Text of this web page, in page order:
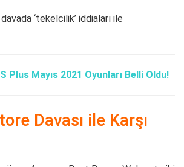
‘tekelcilik’ iddiaları ile
Plus Mayıs 2021 Oyunları Belli Oldu!
Davası ile Karşı